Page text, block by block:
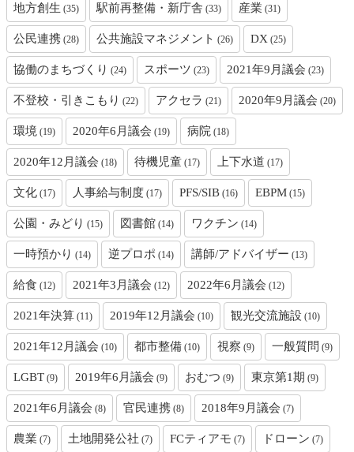
地方創生 (35) 駅前再整備・新庁舎 (33) 産業 (31)
公民連携 (28) 公共施設マネジメント (26) DX (25)
協働のまちづくり (24) スポーツ (23) 2021年9月議会 (23)
不登校・引きこもり (22) アクセラ (21) 2020年9月議会 (20)
環境 (19) 2020年6月議会 (19) 病院 (18)
2020年12月議会 (18) 待機児童 (17) 上下水道 (17)
文化 (17) 人事給与制度 (17) PFS/SIB (16) EBPM (15)
公園・みどり (15) 図書館 (14) ワクチン (14)
一時預かり (14) 逆プロポ (14) 講師/アドバイザー (13)
給食 (12) 2021年3月議会 (12) 2022年6月議会 (12)
2021年決算 (11) 2019年12月議会 (10) 観光交流施設 (10)
2021年12月議会 (10) 都市整備 (10) 視察 (9) 一般質問 (9)
LGBT (9) 2019年6月議会 (9) おむつ (9) 東京第1期 (9)
2021年6月議会 (8) 官民連携 (8) 2018年9月議会 (7)
農業 (7) 土地開発公社 (7) FCティアモ (7) ドローン (7)